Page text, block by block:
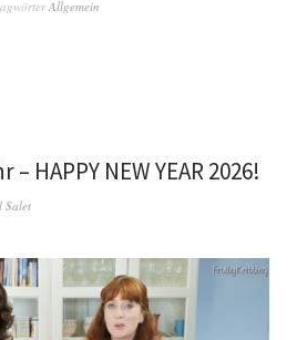
Allgemein
HAPPY NEW YEAR 2026!
Salet